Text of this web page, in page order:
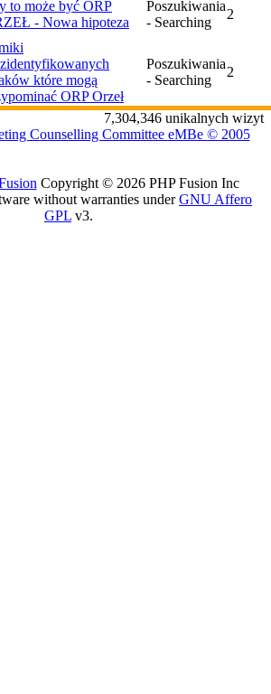
to może być ORP
- Nowa hipoteza
Poszukiwania
- Searching
2
które mogą
ORP Orzeł
Poszukiwania
- Searching
2
7,304,346 unikalnych wizyt
Counselling Committee eMBe © 2005
Copyright © 2026 PHP Fusion Inc
without warranties underGNU Affero
GPL v3.